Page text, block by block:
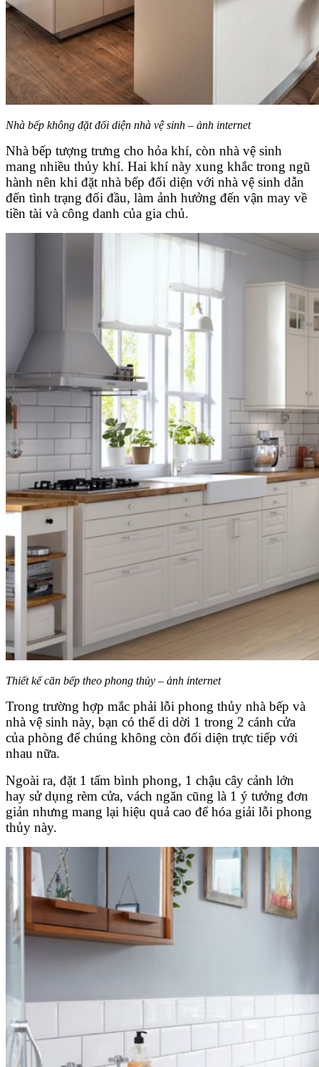
Nhà bếp không đặt đối diện nhà vệ sinh – ảnh internet
Nhà bếp tượng trưng cho hỏa khí, còn nhà vệ sinh
mang nhiều thủy khí. Hai khí này xung khắc trong ngũ
hành nên khi đặt nhà bếp đối diện với nhà vệ sinh dẫn
đến tình trạng đối đầu, làm ảnh hưởng đến vận may về
tiền tài và công danh của gia chủ.
Thiết kế căn bếp theo phong thủy – ảnh internet
Trong trường hợp mắc phải lỗi phong thủy nhà bếp và
nhà vệ sinh này, bạn có thể di dời 1 trong 2 cánh cửa
của phòng để chúng không còn đối diện trực tiếp với
nhau nữa.
Ngoài ra, đặt 1 tấm bình phong, 1 chậu cây cảnh lớn
hay sử dụng rèm cửa, vách ngăn cũng là 1 ý tưởng đơn
giản nhưng mang lại hiệu quả cao để hóa giải lỗi phong
thủy này.